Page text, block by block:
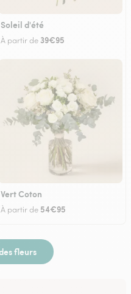
Soleil d'été
À partir de 39€95
Vert Coton
À partir de 54€95
fleurs